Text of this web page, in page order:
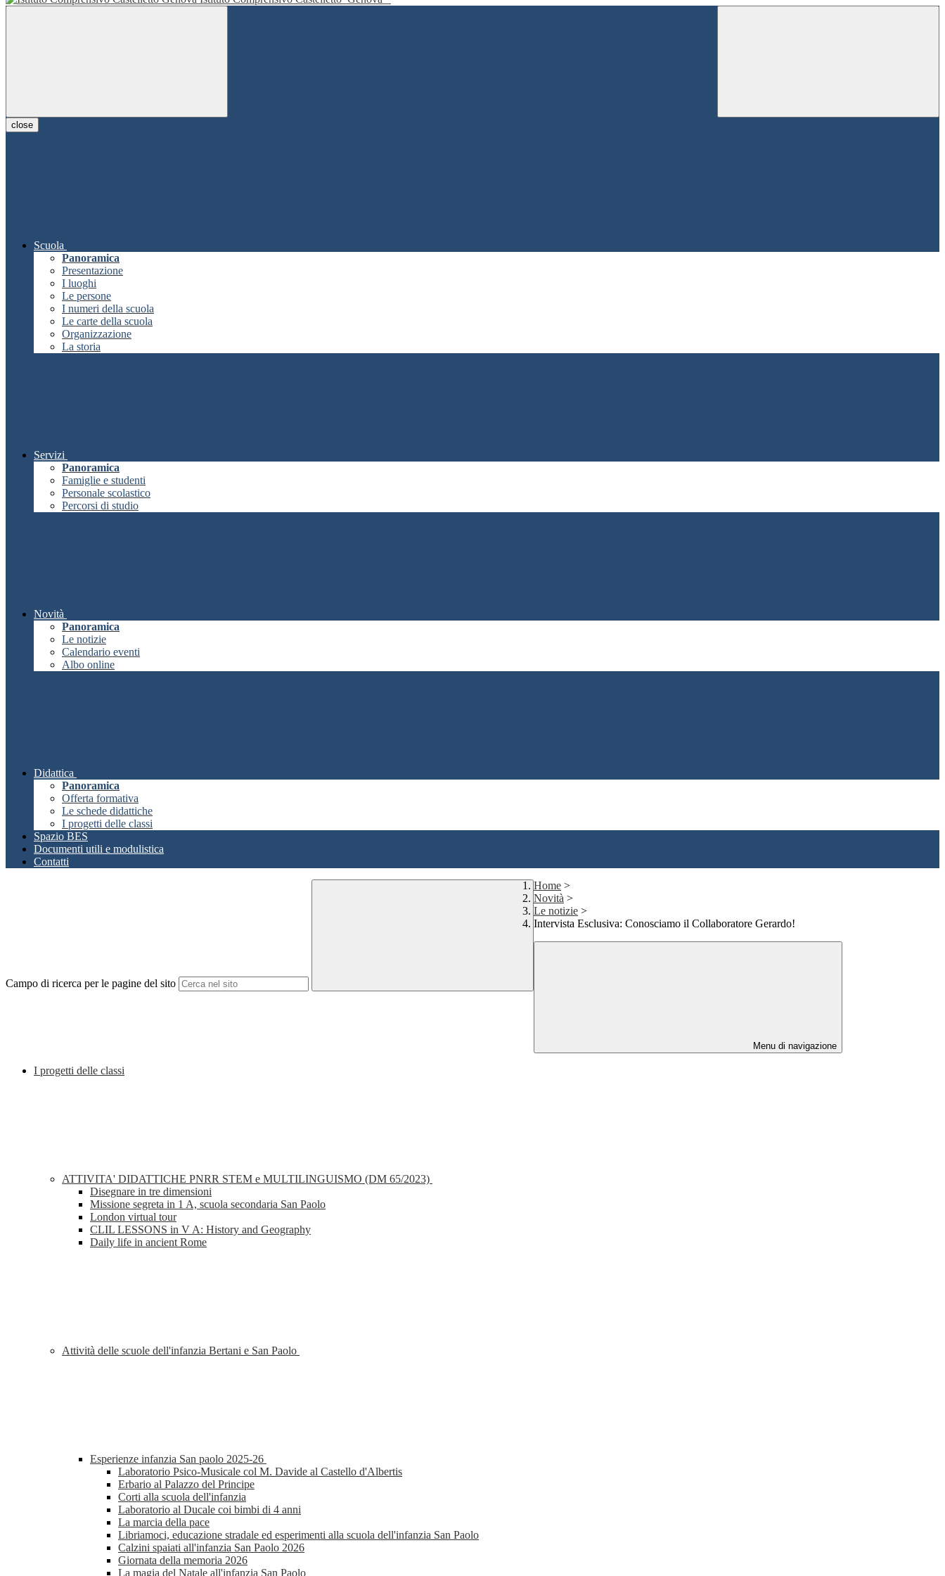
close
Scuola
Panoramica
Presentazione
I luoghi
Le persone
I numeri della scuola
Le carte della scuola
Organizzazione
La storia
Servizi
Panoramica
Famiglie e studenti
Personale scolastico
Percorsi di studio
Novità
Panoramica
Le notizie
Calendario eventi
Albo online
Didattica
Panoramica
Offerta formativa
Le schede didattiche
I progetti delle classi
Spazio BES
Documenti utili e modulistica
Contatti
Campo di ricerca per le pagine del sito
Home >
Novità >
Le notizie >
Intervista Esclusiva: Conosciamo il Collaboratore Gerardo!
Menu di navigazione
I progetti delle classi
ATTIVITA' DIDATTICHE PNRR STEM e MULTILINGUISMO (DM 65/2023)
Disegnare in tre dimensioni
Missione segreta in 1 A, scuola secondaria San Paolo
London virtual tour
CLIL LESSONS in V A: History and Geography
Daily life in ancient Rome
Attività delle scuole dell'infanzia Bertani e San Paolo
Esperienze infanzia San paolo 2025-26
Laboratorio Psico-Musicale col M. Davide al Castello d'Albertis
Erbario al Palazzo del Principe
Corti alla scuola dell'infanzia
Laboratorio al Ducale coi bimbi di 4 anni
La marcia della pace
Libriamoci, educazione stradale ed esperimenti alla scuola dell'infanzia San Paolo
Calzini spaiati all'infanzia San Paolo 2026
Giornata della memoria 2026
La magia del Natale all'infanzia San Paolo